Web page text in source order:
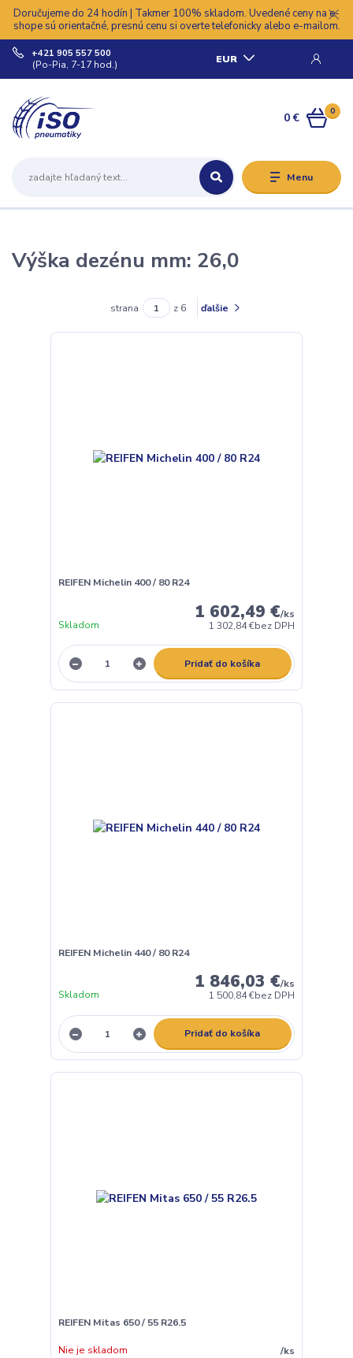
Doručujeme do 24 hodín | Takmer 100% skladom. Uvedené ceny na e-
shope sú orientačné, presnú cenu si overte telefonicky alebo e-mailom.
Menu
EUR
+421 905 557 500
(Po-Pia, 7-17 hod.)
0
0 €
Výška dezénu mm: 26,0
strana z 6 ďalšie
REIFEN Michelin 400 / 80 R24
1 602,49 €/ks
1 302,84 €bez DPH
Skladom
Pridať do košíka
REIFEN Michelin 440 / 80 R24
1 846,03 €/ks
1 500,84 €bez DPH
Skladom
Pridať do košíka
REIFEN Mitas 650 / 55 R26.5
/ks
Nie je skladom